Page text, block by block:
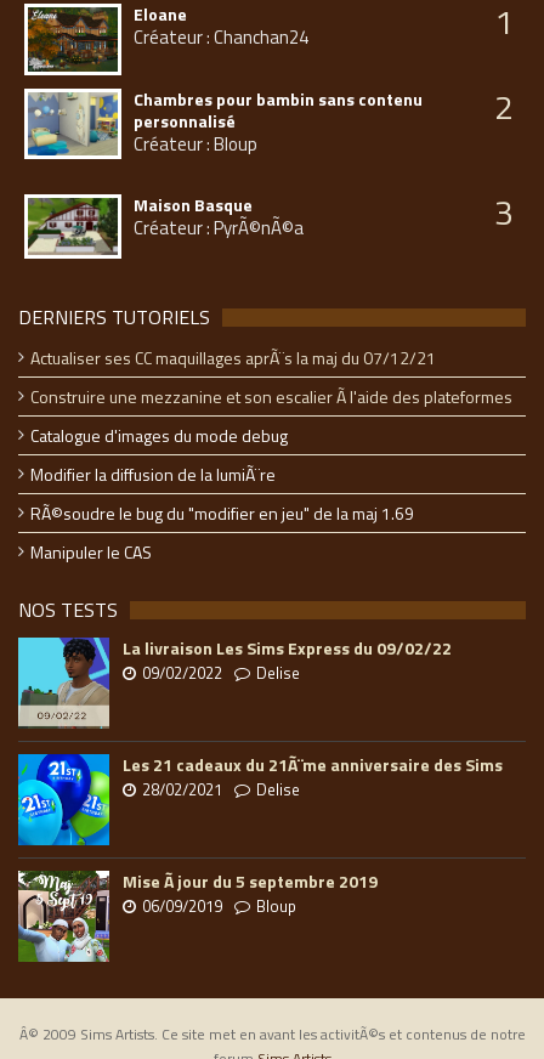
Eloane
Créateur : Chanchan24 1
Chambres pour bambin sans contenu
personnalisé
Créateur : Bloup
2
Maison Basque
Créateur : PyrÃ©nÃ©a 3
DERNIERS TUTORIELS
Actualiser ses CC maquillages aprÃ¨s la maj du 07/12/21
Construire une mezzanine et son escalier Ã l'aide des plateformes
Catalogue d'images du mode debug
Modifier la diffusion de la lumiÃ¨re
RÃ©soudre le bug du "modifier en jeu" de la maj 1.69
Manipuler le CAS
NOS TESTS
La livraison Les Sims Express du 09/02/22
09/02/2022 Delise
Les 21 cadeaux du 21Ã¨me anniversaire des Sims
28/02/2021 Delise
Mise Ã jour du 5 septembre 2019
06/09/2019 Bloup
Â© 2009 Sims Artists. Ce site met en avant les activitÃ©s et contenus de notre